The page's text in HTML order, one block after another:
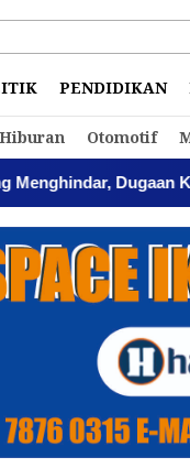
PENDIDIKAN
Hiburan Otomotif
Komersialisasi Aset